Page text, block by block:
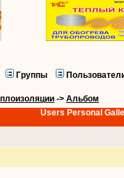
Группы
-> Альбом
Users Personal